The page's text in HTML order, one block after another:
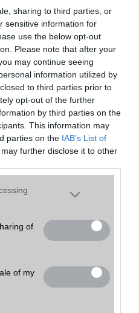
sharing to third parties, or
sensitive information for
use the below opt-out
Please note that after your
may continue seeing
information utilized by
to third parties prior to
opt-out of the further
by third parties on the
This information may
parties on the IAB’s List of
further disclose it to other
uses one or more Google
information including but
and its third-party tags to
purposes in below Google
of
of my
195 000
Ft
(ne. 195
000)
Tovább a
bolthoz
200 000
Ft
(ne. 200
000)
Tovább a
bolthoz
s
219 900
230 000
Ft
Tovább a